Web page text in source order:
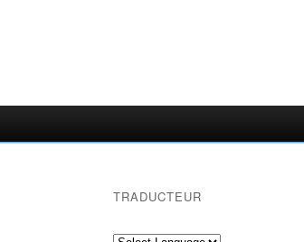
TRADUCTEUR